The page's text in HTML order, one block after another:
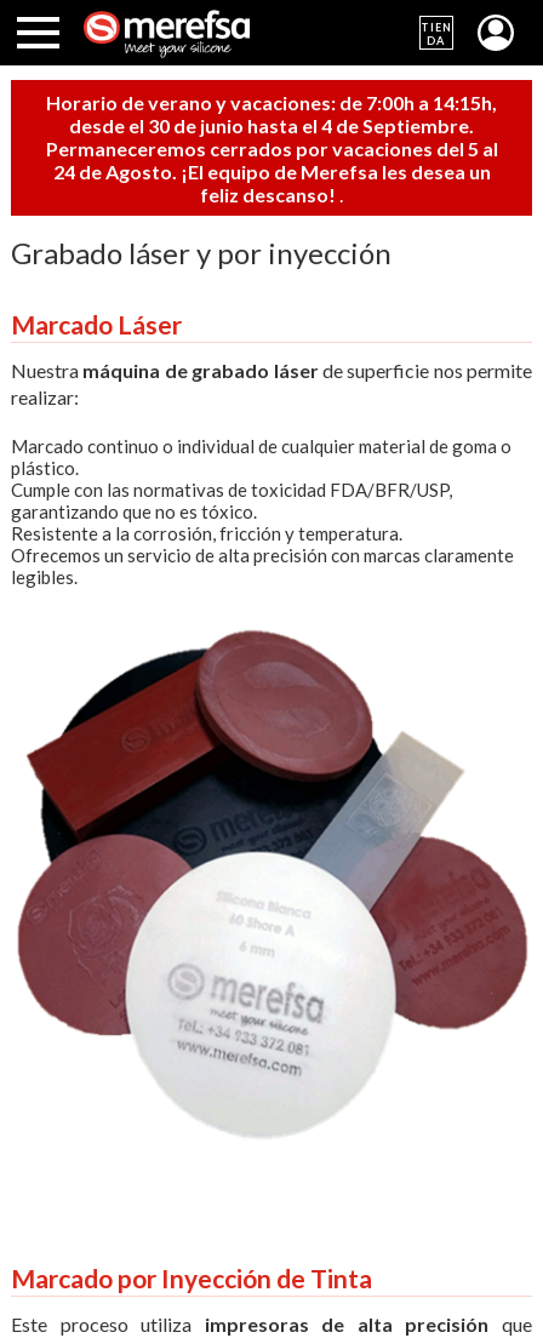
TIEN
DA
Horario de verano y vacaciones: de 7:00h a 14:15h,
desde el 30 de junio hasta el 4 de Septiembre.
Permaneceremos cerrados por vacaciones del 5 al
24 de Agosto. ¡El equipo de Merefsa les desea un
feliz descanso!
Grabado láser y por inyección
Marcado Láser
Nuestra máquina de grabado láserde superficie nos permite
realizar:
Marcado continuo o individual de cualquier material de goma o
plástico.
Cumple con las normativas de toxicidad FDA/BFR/USP,
garantizando que no es tóxico.
Resistente a la corrosión, fricción y temperatura.
Ofrecemos un servicio de alta precisión con marcas claramente
legibles.
Marcado por Inyección de Tinta
Este proceso utiliza impresoras de alta precisión que